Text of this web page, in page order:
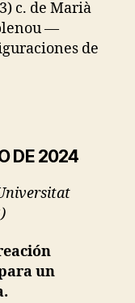
c. de Marià
––
de
DE 2024
un